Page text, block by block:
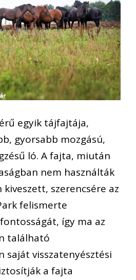
egyik tájfajtája,
gyorsabb mozgású,
ló. A fajta, miután
nem használták
szerencsére az
felismerte
így ma az
található
saját visszatenyésztési
a fajta